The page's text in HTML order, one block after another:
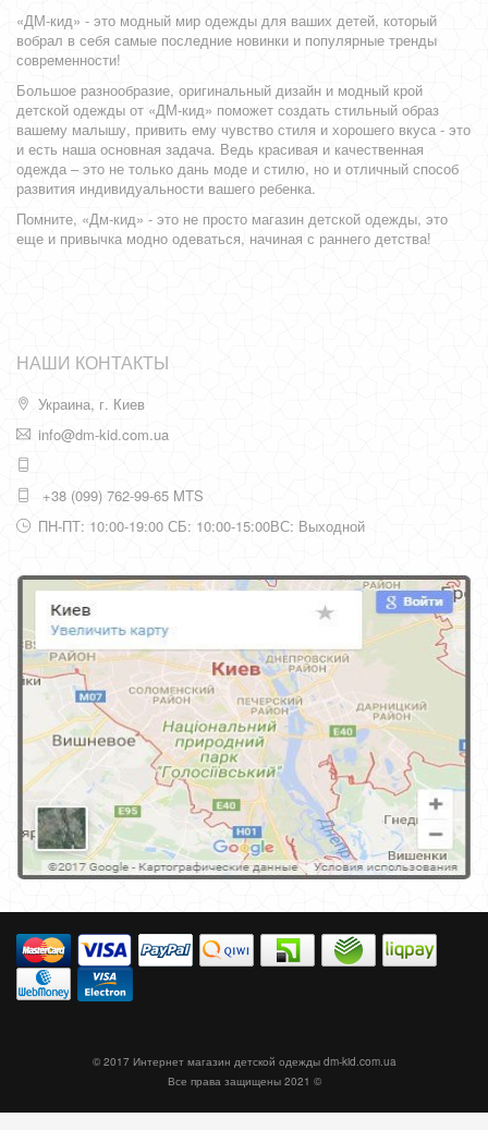
«ДМ-кид» - это модный мир одежды для ваших детей, который
вобрал в себя самые последние новинки и популярные тренды
современности!
Большое разнообразие, оригинальный дизайн и модный крой
детской одежды от «ДМ-кид» поможет создать стильный образ
вашему малышу, привить ему чувство стиля и хорошего вкуса - это
и есть наша основная задача. Ведь красивая и качественная
одежда – это не только дань моде и стилю, но и отличный способ
развития индивидуальности вашего ребенка.
Помните, «Дм-кид» - это не просто магазин детской одежды, это
еще и привычка модно одеваться, начиная с раннего детства!
НАШИ КОНТАКТЫ
Украина, г. Киев
info@dm-kid.com.ua
+38 (099) 762-99-65 MTS
ПН-ПТ: 10:00-19:00 СБ: 10:00-15:00ВС: Выходной
© 2017 Интернет магазин детской одежды dm-kid.com.ua
Все права защищены 2021 ©